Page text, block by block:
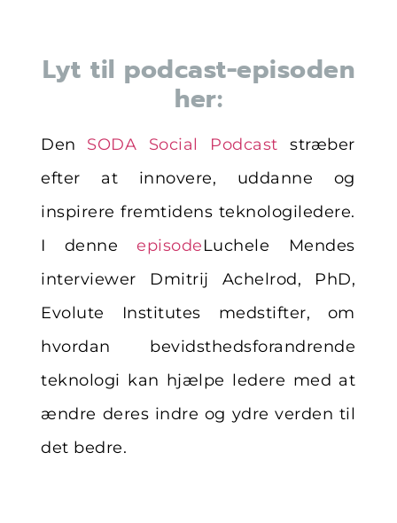
Lyt til podcast-episoden
her:
Den SODA Social Podcast stræber
efter at innovere, uddanne og
inspirere fremtidens teknologiledere.
I denneepisodeLuchele Mendes
interviewer Dmitrij Achelrod, PhD,
Evolute Institutes medstifter, om
hvordan bevidsthedsforandrende
teknologi kan hjælpe ledere med at
ændre deres indre og ydre verden til
det bedre.